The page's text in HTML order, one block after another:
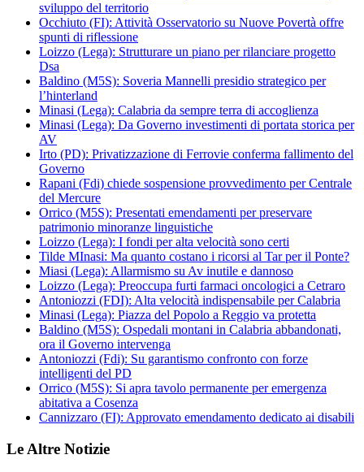
sviluppo del territorio
Occhiuto (FI): Attività Osservatorio su Nuove Povertà offre
spunti di riflessione
Loizzo (Lega): Strutturare un piano per rilanciare progetto
Dsa
Baldino (M5S): Soveria Mannelli presidio strategico per
l’hinterland
Minasi (Lega): Calabria da sempre terra di accoglienza
Minasi (Lega): Da Governo investimenti di portata storica per
AV
Irto (PD): Privatizzazione di Ferrovie conferma fallimento del
Governo
Rapani (Fdi) chiede sospensione provvedimento per Centrale
del Mercure
Orrico (M5S): Presentati emendamenti per preservare
patrimonio minoranze linguistiche
Loizzo (Lega): I fondi per alta velocità sono certi
Tilde MInasi: Ma quanto costano i ricorsi al Tar per il Ponte?
Miasi (Lega): Allarmismo su Av inutile e dannoso
Loizzo (Lega): Preoccupa furti farmaci oncologici a Cetraro
Antoniozzi (FDI): Alta velocità indispensabile per Calabria
Minasi (Lega): Piazza del Popolo a Reggio va protetta
Baldino (M5S): Ospedali montani in Calabria abbandonati,
ora il Governo intervenga
Antoniozzi (Fdi): Su garantismo confronto con forze
intelligenti del PD
Orrico (M5S): Si apra tavolo permanente per emergenza
abitativa a Cosenza
Cannizzaro (FI): Approvato emendamento dedicato ai disabili
Le Altre Notizie